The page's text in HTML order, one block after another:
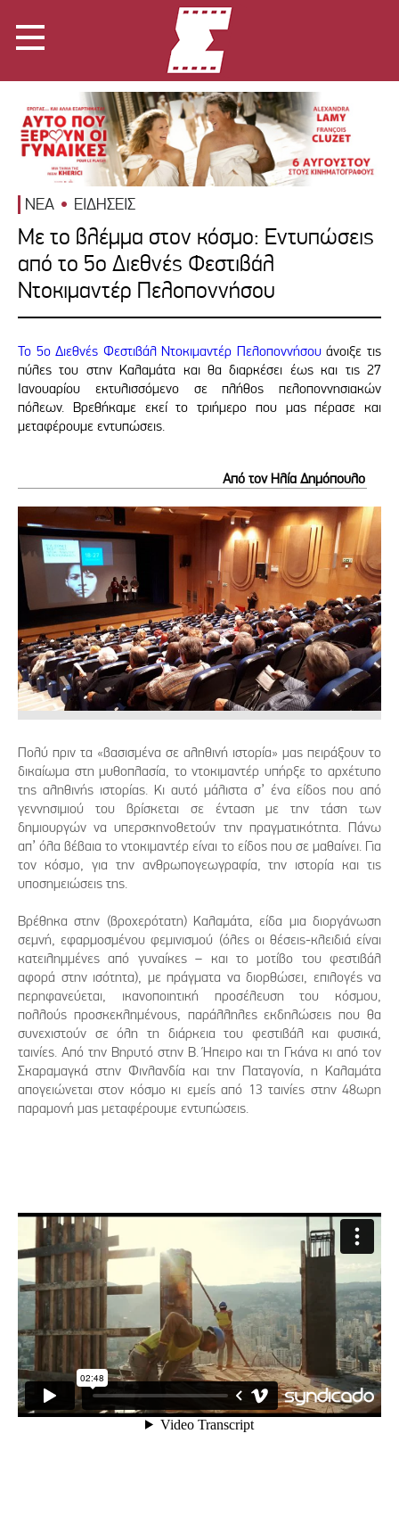
ΝΕΑ ΕΙΔΗΣΕΙΣ
Με το βλέμμα στον κόσμο: Εντυπώσεις
από το 5o Διεθνές Φεστιβάλ
Ντοκιμαντέρ Πελοποννήσου
Το 5o Διεθνές Φεστιβάλ Ντοκιμαντέρ Πελοποννήσουάνοιξε τις
πύλες του στην Καλαμάτα και θα διαρκέσει έως και τις 27
Ιανουαρίου εκτυλισσόμενο σε πλήθος πελοποννησιακών
πόλεων. Βρεθήκαμε εκεί το τριήμερο που μας πέρασε και
μεταφέρουμε εντυπώσεις.
Από τον Ηλία Δημόπουλο
Πολύ πριν τα «βασισμένα σε αληθινή ιστορία» μας πειράξουν το
δικαίωμα στη μυθοπλασία, το ντοκιμαντέρ υπήρξε το αρχέτυπο
της αληθινής ιστορίας. Κι αυτό μάλιστα σ’ ένα είδος που από
γεννησιμιού του βρίσκεται σε ένταση με την τάση των
δημιουργών να υπερσκηνοθετούν την πραγματικότητα. Πάνω
απ’ όλα βέβαια το ντοκιμαντέρ είναι το είδος που σε μαθαίνει. Για
τον κόσμο, για την ανθρωπογεωγραφία, την ιστορία και τις
υποσημειώσεις της.
Βρέθηκα στην (βροχερότατη) Καλαμάτα, είδα μια διοργάνωση
σεμνή, εφαρμοσμένου φεμινισμού (όλες οι θέσεις-κλειδιά είναι
κατειλημμένες από γυναίκες – και το μοτίβο του φεστιβάλ
αφορά στην ισότητα), με πράγματα να διορθώσει, επιλογές να
περηφανεύεται, ικανοποιητική προσέλευση του κόσμου,
πολλούς προσκεκλημένους, παράλληλες εκδηλώσεις που θα
συνεχιστούν σε όλη τη διάρκεια του φεστιβάλ και φυσικά,
ταινίες. Από την Βηρυτό στην Β. Ήπειρο και τη Γκάνα κι από τον
Σκαραμαγκά στην Φινλανδία και την Παταγονία, η Καλαμάτα
απογειώνεται στον κόσμο κι εμείς από 13 ταινίες στην 48ωρη
παραμονή μας μεταφέρουμε εντυπώσεις.